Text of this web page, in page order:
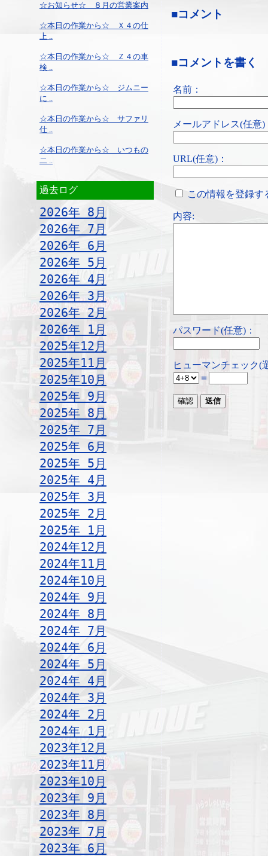
☆お知らせ☆ ８月の営業案内
☆本日の作業から☆ Ｘ４の仕
上 ..
☆本日の作業から☆ Ｚ４の車
検 ..
☆本日の作業から☆ ジムニー
に ..
☆本日の作業から☆ サファリ
仕 ..
☆本日の作業から☆ いつもの
二 ..
過去ログ
2026年 8月
2026年 7月
2026年 6月
2026年 5月
2026年 4月
2026年 3月
2026年 2月
2026年 1月
2025年12月
2025年11月
2025年10月
2025年 9月
2025年 8月
2025年 7月
2025年 6月
2025年 5月
2025年 4月
2025年 3月
2025年 2月
2025年 1月
2024年12月
2024年11月
2024年10月
2024年 9月
2024年 8月
2024年 7月
2024年 6月
2024年 5月
2024年 4月
2024年 3月
2024年 2月
2024年 1月
2023年12月
2023年11月
2023年10月
2023年 9月
2023年 8月
2023年 7月
2023年 6月
■コメント
■コメントを書く
名前：
メールアドレス(任意)
URL(任意)：
この情報を登録す
内容:
パスワード(任意)：
ヒューマンチェック(
＝